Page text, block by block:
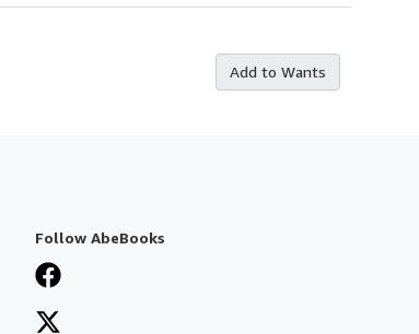
Add to Wants
Follow AbeBooks